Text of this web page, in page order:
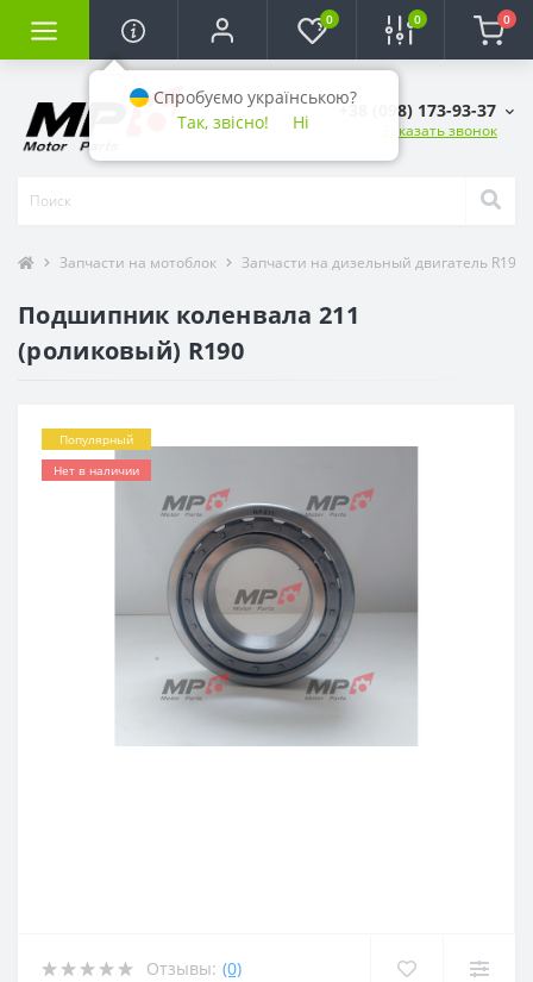
0 0 0
+38 (098) 173-93-37
Заказать звонок
Запчасти на мотоблок Запчасти на дизельный двигатель R190
Подшипник коленвала 211
(роликовый) R190
Популярный
Нет в наличии
Отзывы: (0)
Спробуємо українською?
Так, звісно!
Ні